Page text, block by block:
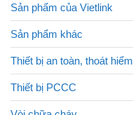
Sản phẩm của Vietlink
Sản phẩm khác
Thiết bị an toàn, thoát hiểm
Thiết bị PCCC